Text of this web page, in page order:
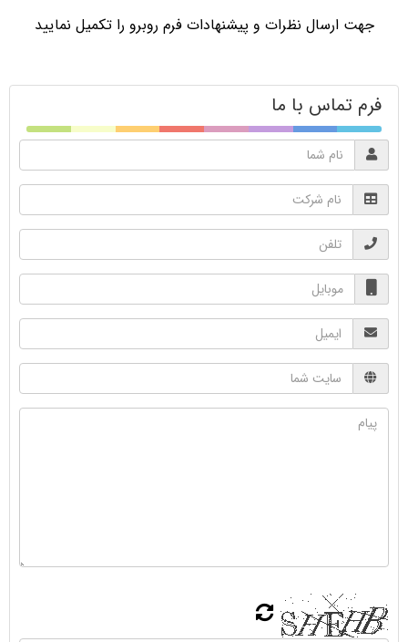
جهت ارسال نظرات و پیشنهادات فرم روبرو را تکمیل نمایید
فرم تماس با ما